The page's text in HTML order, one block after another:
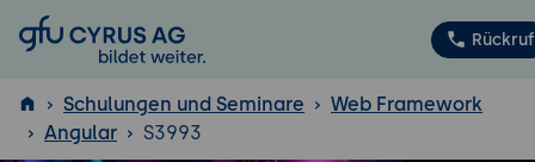
GFU Cyrus AG Rückruf
Schulungen und Seminare
Web Framework
Angular
S3993